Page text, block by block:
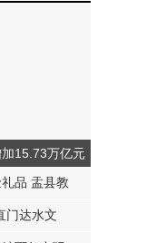
15.73万亿元
品 盂县教
门达水文